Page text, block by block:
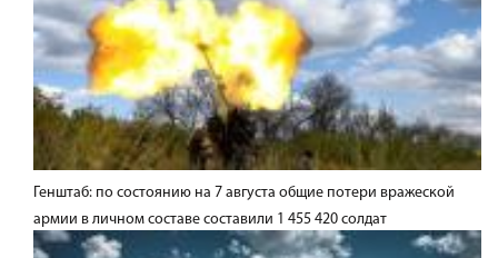
Генштаб: по состоянию на 7 августа общие потери вражеской
армии в личном составе составили 1 455 420 солдат